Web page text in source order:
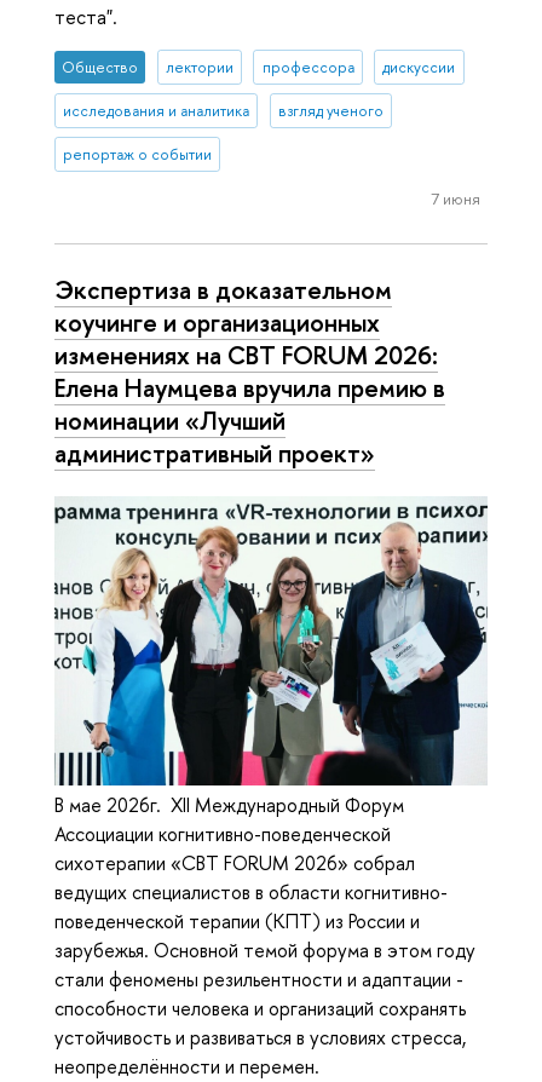
теста".
Общество лектории профессора дискуссии
исследования и аналитика взгляд ученого
репортаж о событии
7 июня
Экспертиза в доказательном
коучинге и организационных
изменениях на CBT FORUM 2026:
Елена Наумцева вручила премию в
номинации «Лучший
административный проект»
В мае 2026г. XII Международный Форум
Ассоциации когнитивно-поведенческой
сихотерапии «CBT FORUM 2026» собрал
ведущих специалистов в области когнитивно-
поведенческой терапии (КПТ) из России и
зарубежья. Основной темой форума в этом году
стали феномены резильентности и адаптации -
способности человека и организаций сохранять
устойчивость и развиваться в условиях стресса,
неопределённости и перемен.